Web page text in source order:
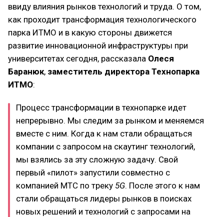
ввиду влияния рынков технологий и труда. О том,
как проходит трансформация технологического
парка ИТМО и в какую стороны движется
развитие инновационной инфраструктуры при
университетах сегодня, рассказала Олеся
Баранюк, заместитель директора Технопарка
ИТМО:
Процесс трансформации в технопарке идет
непрерывно. Мы следим за рынком и меняемся
вместе с ним. Когда к нам стали обращаться
компании с запросом на скаутинг технологий,
мы взялись за эту сложную задачу. Свой
первый «пилот» запустили совместно с
компанией МТС по треку 5G. После этого к нам
стали обращаться лидеры рынков в поисках
новых решений и технологий с запросами на